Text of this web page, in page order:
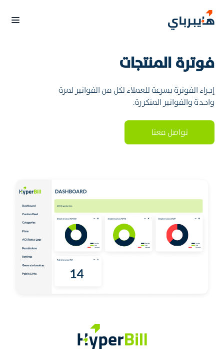
فوترة المنتجات
إجراء الفوترة بسرعة للعملاء لكل من الفواتير لمرة
واحدة والفواتير المتكررة.
تواصل معنا